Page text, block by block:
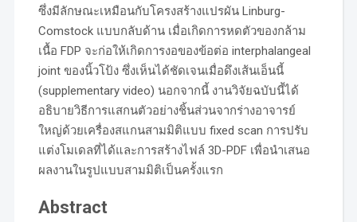
ซึ่งมีลักษณะเหมือนกับโครงสร้างแปรผัน Linburg-
Comstock แบบกลับด้าน เมื่อเกิดการหดตัวของกล้าม
เนื้อ FDP จะก่อให้เกิดการงอของข้อต่อ interphalangeal
joint ของนิ้วโป้ง ซึ่งเห็นได้ชัดเจนเมื่อดึงเส้นเอ็นนี้
(supplementary video) นอกจากนี้ งานวิจัยฉบับนี้ได้
อธิบายวิธีการแสกนตัวอย่างชิ้นส่วนจากร่างอาจารย์
ใหญ่ด้วยเครื่องสแกนสามมิติแบบ fixed scan การปรับ
แต่งโมเดลที่ได้และการสร้างไฟล์ 3D-PDF เพื่อนำเสนอ
ผลงานในรูปแบบสามมิติเป็นครั้งแรก
Abstract